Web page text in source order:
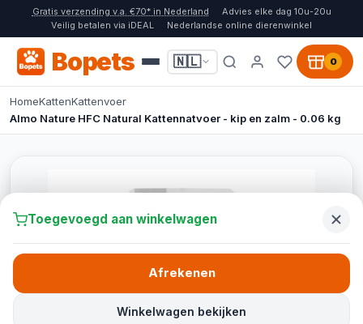
Gratis verzending v.a. €70* in Nederland
Advies elke dag 10u-20u
Veilig betalen via iDEAL
Nederlandse online dierenwinkel
Bopets 🇳🇱 0
HomeKattenKattenvoer
Almo Nature HFC Natural Kattennatvoer - kip en zalm - 0.06 kg
Toegevoegd aan winkelwagen
Winkelwagen bekijken
Afrekenen